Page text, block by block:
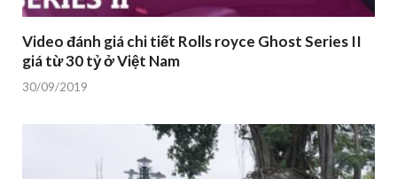
Video đánh giá chi tiết Rolls royce Ghost Series II
giá từ 30 tỷ ở Việt Nam
30/09/2019